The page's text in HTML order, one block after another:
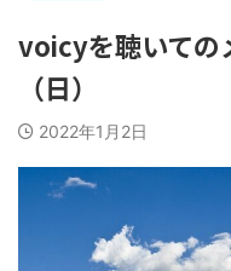
voicyを聴いて
（日）
2022年1月2日